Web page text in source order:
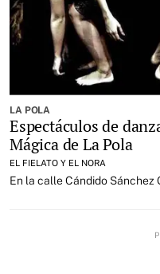
LA POLA
Espectáculos de
Mágica de La Pola
EL FIELATO Y EL NORA
En la calle Cándido Sánchez